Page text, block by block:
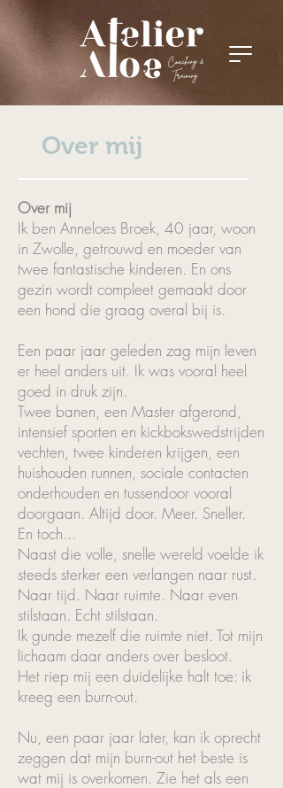
Over mij
Over mij
Ik ben Anneloes Broek, 40 jaar, woon
in Zwolle, getrouwd en moeder van
twee fantastische kinderen. En ons
gezin wordt compleet gemaakt door
een hond die graag overal bij is.
Een paar jaar geleden zag mijn leven
er heel anders uit. Ik was vooral heel
goed in druk zijn.
Twee banen, een Master afgerond,
intensief sporten en kickbokswedstrijden
vechten, twee kinderen krijgen, een
huishouden runnen, sociale contacten
onderhouden en tussendoor vooral
doorgaan. Altijd door. Meer. Sneller.
En toch...
Naast die volle, snelle wereld voelde ik
steeds sterker een verlangen naar rust.
Naar tijd. Naar ruimte. Naar even
stilstaan. Echt stilstaan.
Ik gunde mezelf die ruimte niet. Tot mijn
lichaam daar anders over besloot.
Het riep mij een duidelijke halt toe: ik
kreeg een burn-out.
Nu, een paar jaar later, kan ik oprecht
zeggen dat mijn burn-out het beste is
wat mij is overkomen. Zie het als een